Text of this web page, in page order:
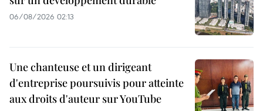
06/08/2026 02:13
Une chanteuse et un dirigeant
d'entreprise poursuivis pour atteinte
aux droits d'auteur sur YouTube